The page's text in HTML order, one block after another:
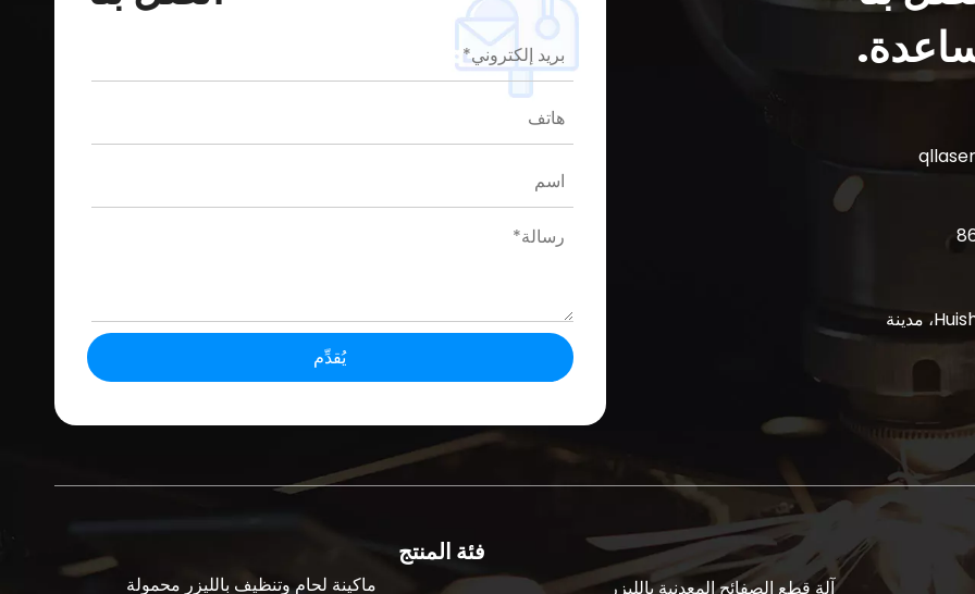
رقم 6-7، المنطقة B، ميدان Xinsheng الصناعي، منطقة Huishan، مدينة
يُقدِّم
فئة المنتج
آلة قطع الصفائح المعدنية بالليزر ماكينة لحام وتنظيف بالليزر محمولة